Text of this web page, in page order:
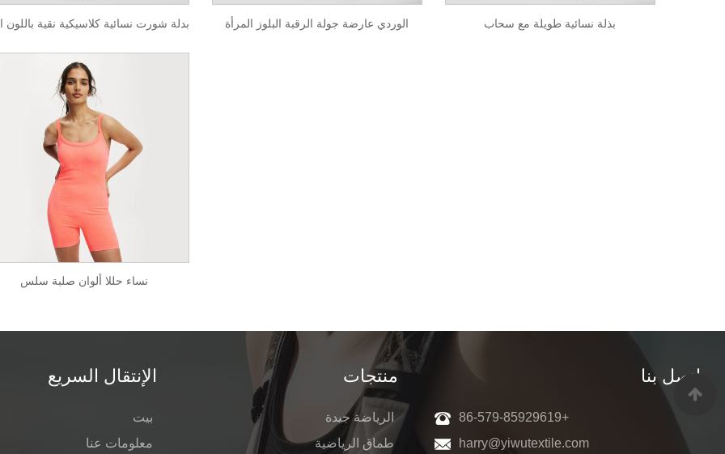
الوردي عارضة جولة الرقبة البلوز المرأة بذلة نسائية طويلة مع سحاب
نساء حللا ألوان صلبة سلس
الإنتقال السريع
بيت
معلومات عنا
منتجات
الرياضة جيدة
طماق الرياضية
اتصل بنا
+86-579-85929619
harry@yiwutextile.com